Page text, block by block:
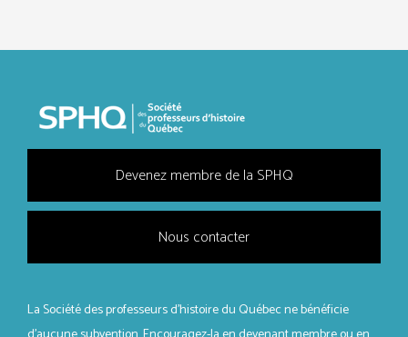
Devenez membre de la SPHQ
Nous contacter
La Société des professeurs d'histoire du Québec ne bénéficie